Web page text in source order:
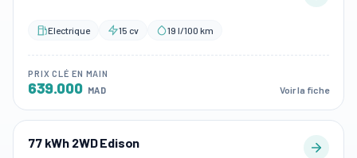
Electrique 15 cv 19 l/100 km
PRIX CLÉ EN MAIN
639.000 MAD Voir la fiche
77 kWh 2WD Edison